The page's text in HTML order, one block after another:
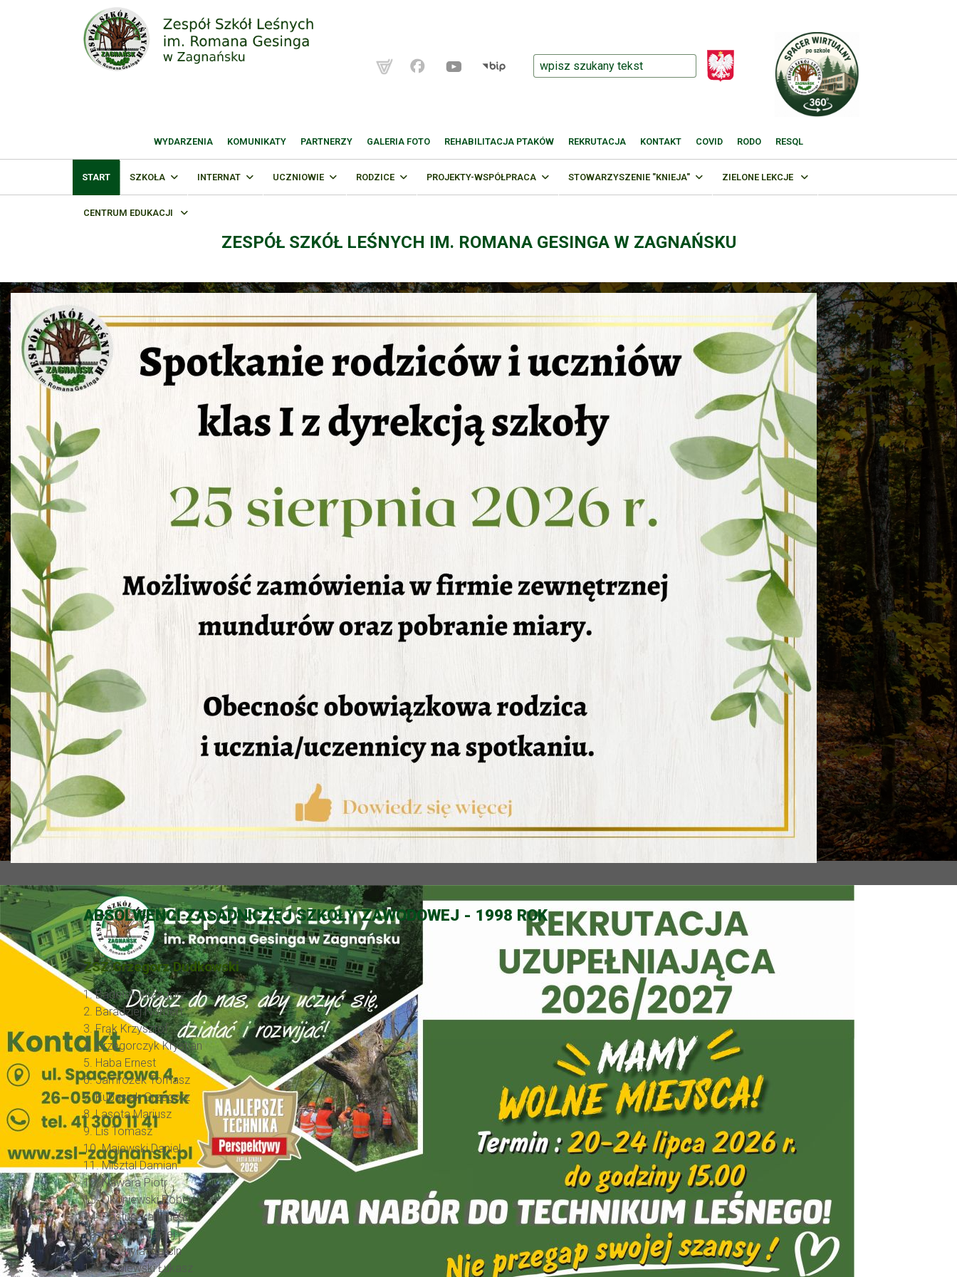
WYDARZENIA KOMUNIKATY PARTNERZY GALERIA FOTO REHABILITACJA PTAKÓW REKRUTACJA KONTAKT COVID RODO RESQL
START SZKOŁA INTERNAT UCZNIOWIE RODZICE PROJEKTY-WSPÓŁPRACA STOWARZYSZENIE "KNIEJA" ZIELONE LEKCJE
CENTRUM EDUKACJI
ZESPÓŁ SZKÓŁ LEŚNYCH IM. ROMANA GESINGA W ZAGNAŃSKU
ABSOLWENCI ZASADNICZEJ SZKOŁY ZAWODOWEJ - 1998 ROK
ZSZ Grzegorz Dudkowski
1. Badełek Grzegorz
2. Baradziej Norbert
3. Frąk Krzysztof
4. Grzegorczyk Krystian
5. Haba Ernest
6. Jamrożek Tomasz
7. Kubasiak Grzegorz
8. Lasota Mariusz
9. Lis Tomasz
10. Majewski Daniel
11. Misztal Damian
12. Nawara Piotr
13. Okoniewski Robert
14. Pastuszka Ernest
15. Pentela Maciej
16. Przybyła Marcin
17. Stęplewski Łukasz